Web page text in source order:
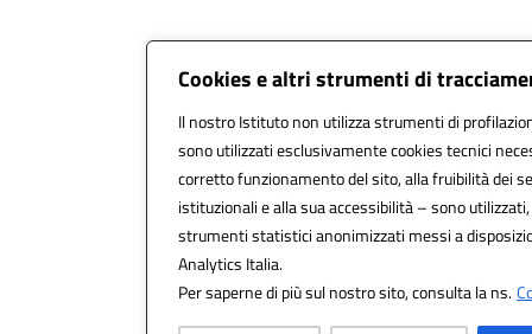
Cookies e altri strumenti di
Il nostro Istituto non utilizza strumenti di
sono utilizzati esclusivamente cookies tecnici
corretto funzionamento del sito, alla fruibilità dei
istituzionali e alla sua accessibilità – sono
strumenti statistici anonimizzati messi a
Analytics Italia.
Per saperne di più sul nostro sito, consulta la ns.